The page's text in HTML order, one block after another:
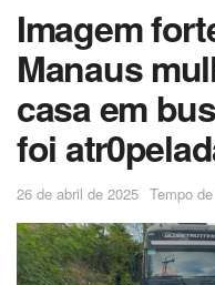
Imagem
Manaus
casa em
foi
26 de abril de 2025 Tempo